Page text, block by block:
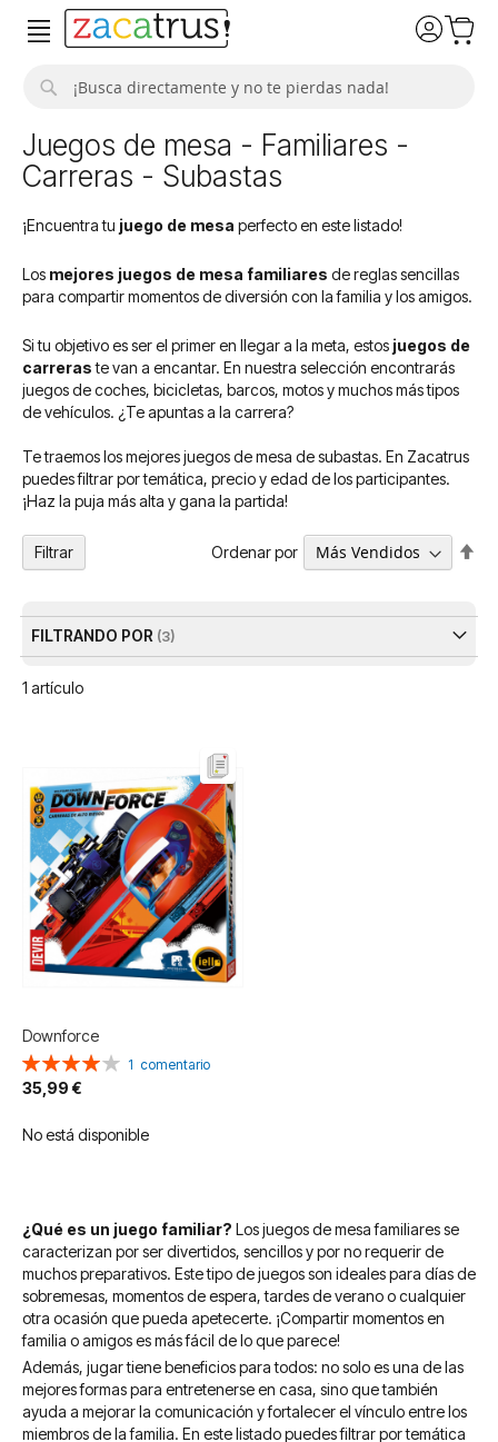
Juegos de mesa - Familiares -
Carreras - Subastas
¡Encuentra tu juego de mesa perfecto en este listado!
Los mejores juegos de mesa familiares de reglas sencillas
para compartir momentos de diversión con la familia y los amigos.
Si tu objetivo es ser el primer en llegar a la meta, estos juegos de
carreraste van a encantar. En nuestra selección encontrarás
juegos de coches, bicicletas, barcos, motos y muchos más tipos
de vehículos. ¿Te apuntas a la carrera?
Te traemos los mejores juegos de mesa de subastas. En Zacatrus
puedes filtrar por temática, precio y edad de los participantes.
¡Haz la puja más alta y gana la partida!
1 artículo
Ordenar por
Downforce
Valoración:
80%
1 comentario
35,99 €
No está disponible
¿Qué es un juego familiar? Los juegos de mesa familiares se
caracterizan por ser divertidos, sencillos y por no requerir de
muchos preparativos. Este tipo de juegos son ideales para días de
sobremesas, momentos de espera, tardes de verano o cualquier
otra ocasión que pueda apetecerte. ¡Compartir momentos en
familia o amigos es más fácil de lo que parece!
Además, jugar tiene beneficios para todos: no solo es una de las
mejores formas para entretenerse en casa, sino que también
ayuda a mejorar la comunicación y fortalecer el vínculo entre los
miembros de la familia. En este listado puedes filtrar por temática
Filtrar
FILTRANDO POR